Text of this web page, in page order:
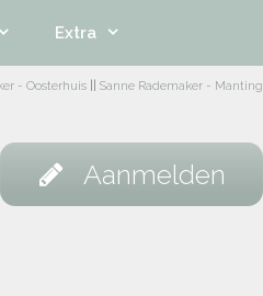
Extra
- Oosterhuis Sanne Rademaker - Manting
Aanmelden